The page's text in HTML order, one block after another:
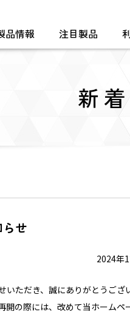
品情報
クスについて
注目製品
新
せ
2024年
ただき、誠にありがとうござ
の際には、改めて当ホームペ